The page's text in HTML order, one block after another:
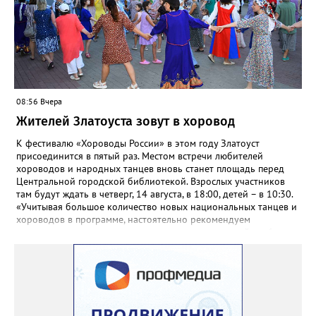
будут курсировать маршрутные такси. Время отправления в
10:00, 11:00, 12:00, обратные рейсы в 21:00, 21:30, 22:00.
08:56 Вчера
Жителей Златоуста зовут в хоровод
К фестивалю «Хороводы России» в этом году Златоуст
присоединится в пятый раз. Местом встречи любителей
хороводов и народных танцев вновь станет площадь перед
Центральной городской библиотекой. Взрослых участников
там будут ждать в четверг, 14 августа, в 18:00, детей – в 10:30.
«Учитывая большое количество новых национальных танцев и
хороводов в программе, настоятельно рекомендуем
(четверг) и 11 (вторник) августа в 18:00 на той же площади, -
сообщают организаторы. И добавляют: - Репетиции состоятся в
любую погоду! Если не на открытом воздухе, то в большом
зале на 5-ом этаже». Праздники для детей и взрослых в этом
году будут объединены общим названием «Златоустовский
народ, вставай в единый хоровод!».